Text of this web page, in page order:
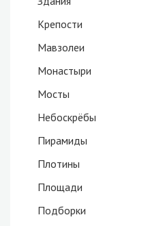
Крепости
Мавзолеи
Монастыри
Мосты
Небоскрёбы
Пирамиды
Плотины
Площади
Подборки